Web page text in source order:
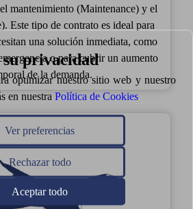
mantenimiento (Maintenance) y el
Este tipo de contrato es ideal para
una solución inmediata, como
o para cubrir un aumento
de la demanda.
privacidad
optimizar nuestro sitio web y nuestro
en nuestra Política de Cookies
Ver preferencias
Rechazar todo
Aceptar todo